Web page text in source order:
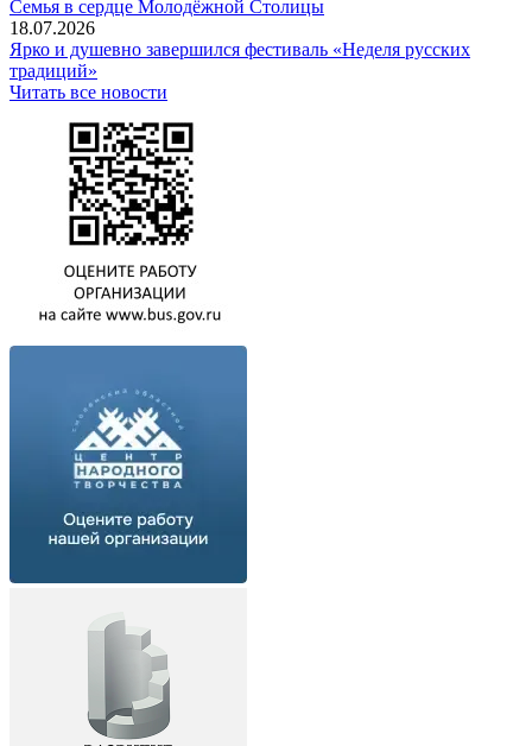
Семья в сердце Молодёжной Столицы
18.07.2026
Ярко и душевно завершился фестиваль «Неделя русских
традиций»
Читать все новости